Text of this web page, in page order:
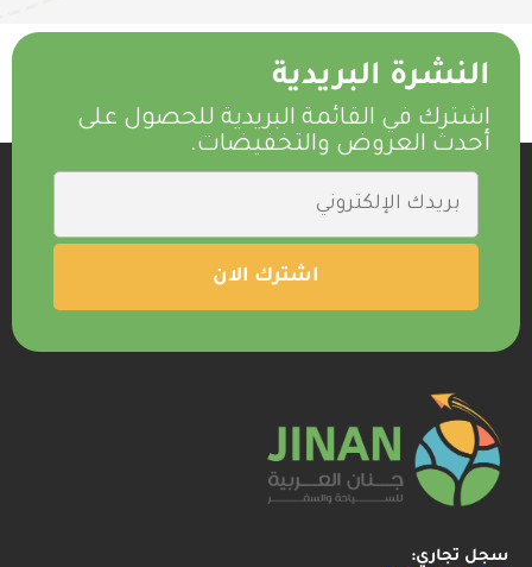
النشرة البريدية
اشترك في القائمة البريدية للحصول على
أحدث العروض والتخفيضات.
سجل تجاري: